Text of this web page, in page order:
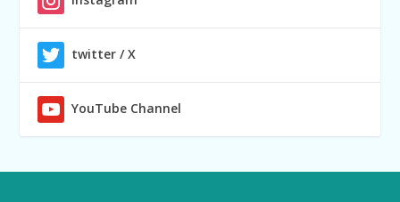
twitter / X
YouTube Channel